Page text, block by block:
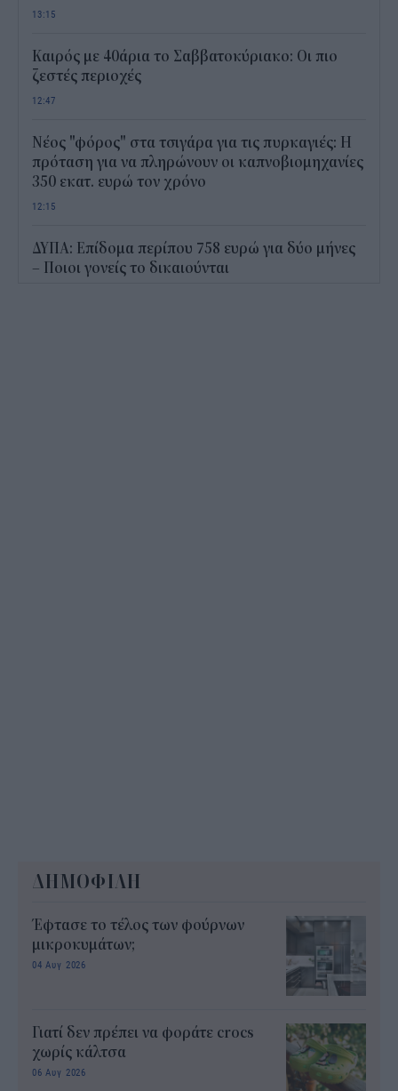
13:15
Καιρός με 40άρια το Σαββατοκύριακο: Οι πιο
ζεστές περιοχές
12:47
Νέος "φόρος" στα τσιγάρα για τις πυρκαγιές: Η
πρόταση για να πληρώνουν οι καπνοβιομηχανίες
350 εκατ. ευρώ τον χρόνο
12:15
ΔΥΠΑ: Επίδομα περίπου 758 ευρώ για δύο μήνες
– Ποιοι γονείς το δικαιούνται
ΔΗΜΟΦΙΛΗ
Έφτασε το τέλος των φούρνων
μικροκυμάτων;
04 Αυγ 2026
Γιατί δεν πρέπει να φοράτε crocs
χωρίς κάλτσα
06 Αυγ 2026